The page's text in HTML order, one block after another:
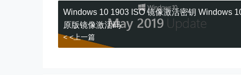
Windows 10 1903 ISO 镜像激活密钥 Windows
原版镜像激活码
< <上一篇